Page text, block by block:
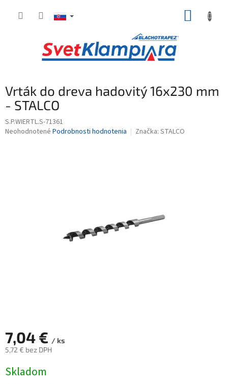
Vrták do dreva hadovitý 16x230 mm
- STALCO
S.P.WIERTL.S-71361
Priemerné
Neohodnotené Podrobnosti hodnotenia Značka: STALCO
7,04 € / ks
5,72 € bez DPH
cena:
Skladom